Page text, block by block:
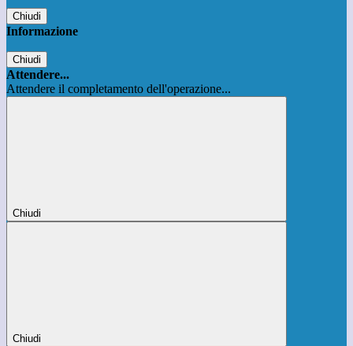
Chiudi
Informazione
Chiudi
Attendere...
Attendere il completamento dell'operazione...
Chiudi
Chiudi